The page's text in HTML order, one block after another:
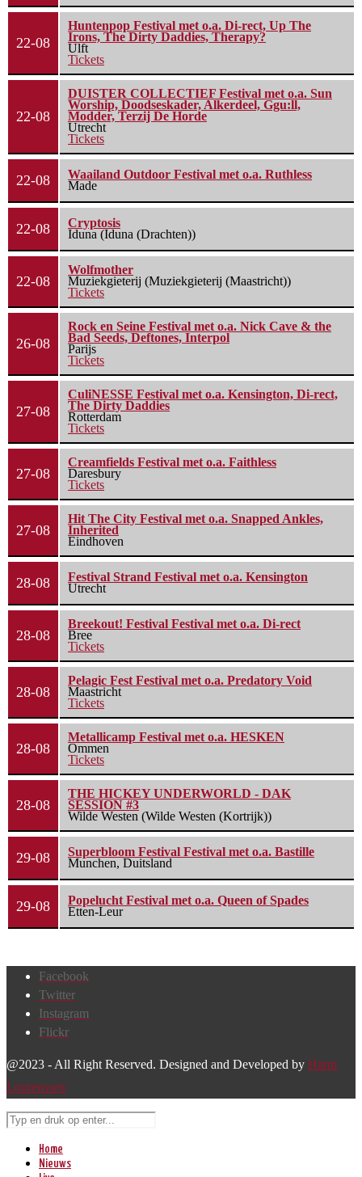
22-08
Huntenpop Festival met o.a. Di-rect, Up The
Irons, The Dirty Daddies, Therapy?
Ulft
Tickets
22-08
DUISTER COLLECTIEF Festival met o.a. Sun
Worship, Doodseskader, Alkerdeel, Ggu:ll,
Modder, Terzij De Horde
Utrecht
Tickets
22-08
Waailand Outdoor Festival met o.a. Ruthless
Made
22-08
Cryptosis
Iduna (Iduna (Drachten))
22-08
Wolfmother
Muziekgieterij (Muziekgieterij (Maastricht))
Tickets
26-08
Rock en Seine Festival met o.a. Nick Cave & the
Bad Seeds, Deftones, Interpol
Parijs
Tickets
27-08
CuliNESSE Festival met o.a. Kensington, Di-rect,
The Dirty Daddies
Rotterdam
Tickets
27-08
Creamfields Festival met o.a. Faithless
Daresbury
Tickets
27-08
Hit The City Festival met o.a. Snapped Ankles,
Inherited
Eindhoven
28-08
Festival Strand Festival met o.a. Kensington
Utrecht
28-08
Breekout! Festival Festival met o.a. Di-rect
Bree
Tickets
28-08
Pelagic Fest Festival met o.a. Predatory Void
Maastricht
Tickets
28-08
Metallicamp Festival met o.a. HESKEN
Ommen
Tickets
28-08
THE HICKEY UNDERWORLD - DAK
SESSION #3
Wilde Westen (Wilde Westen (Kortrijk))
29-08
Superbloom Festival Festival met o.a. Bastille
Munchen, Duitsland
29-08
Popelucht Festival met o.a. Queen of Spades
Etten-Leur
Facebook
Twitter
Instagram
Flickr
@2023 - All Right Reserved. Designed and Developed by Harm
Lourenssen
Home
Nieuws